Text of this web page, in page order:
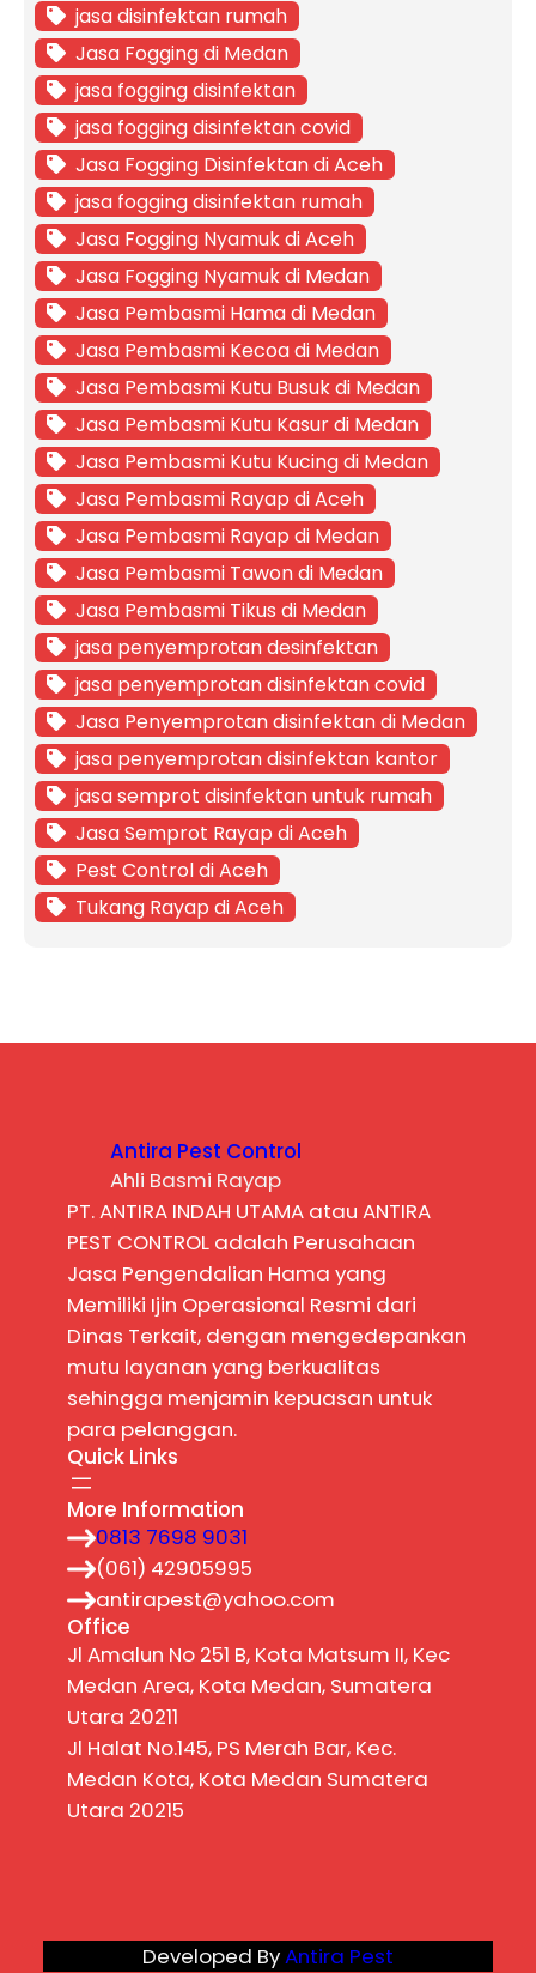
jasa disinfektan rumah
Jasa Fogging di Medan
jasa fogging disinfektan
jasa fogging disinfektan covid
Jasa Fogging Disinfektan di Aceh
jasa fogging disinfektan rumah
Jasa Fogging Nyamuk di Aceh
Jasa Fogging Nyamuk di Medan
Jasa Pembasmi Hama di Medan
Jasa Pembasmi Kecoa di Medan
Jasa Pembasmi Kutu Busuk di Medan
Jasa Pembasmi Kutu Kasur di Medan
Jasa Pembasmi Kutu Kucing di Medan
Jasa Pembasmi Rayap di Aceh
Jasa Pembasmi Rayap di Medan
Jasa Pembasmi Tawon di Medan
Jasa Pembasmi Tikus di Medan
jasa penyemprotan desinfektan
jasa penyemprotan disinfektan covid
Jasa Penyemprotan disinfektan di Medan
jasa penyemprotan disinfektan kantor
jasa semprot disinfektan untuk rumah
Jasa Semprot Rayap di Aceh
Pest Control di Aceh
Tukang Rayap di Aceh
Antira Pest Control
Ahli Basmi Rayap
PT. ANTIRA INDAH UTAMA atau ANTIRA
PEST CONTROL adalah Perusahaan
Jasa Pengendalian Hama yang
Memiliki Ijin Operasional Resmi dari
Dinas Terkait, dengan mengedepankan
mutu layanan yang berkualitas
sehingga menjamin kepuasan untuk
para pelanggan.
Quick Links
More Information
0813 7698 9031
(061) 42905995
antirapest@yahoo.com
Office
Jl Amalun No 251 B, Kota Matsum II, Kec
Medan Area, Kota Medan, Sumatera
Utara 20211
Jl Halat No.145, PS Merah Bar, Kec.
Medan Kota, Kota Medan Sumatera
Utara 20215
Developed ByAntira Pest